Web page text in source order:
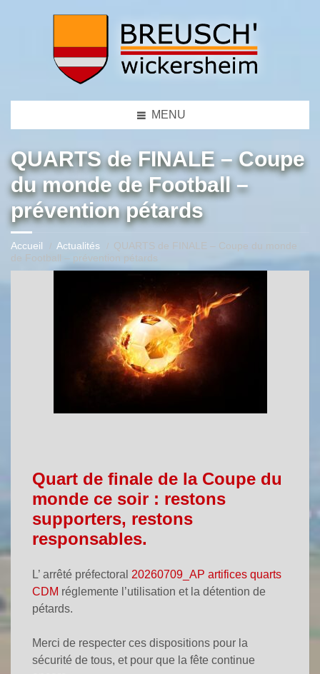
MENU
QUARTS de FINALE – Coupe
du monde de Football –
prévention pétards
Accueil Actualités
QUARTS de FINALE – Coupe du monde
de Football – prévention pétards
Quart de finale de la Coupe du
monde ce soir : restons
supporters, restons
responsables.
L’ arrêté préfectoral 20260709_AP artifices quarts
CDM réglemente l’utilisation et la détention de
pétards.
Merci de respecter ces dispositions pour la
sécurité de tous, et pour que la fête continue